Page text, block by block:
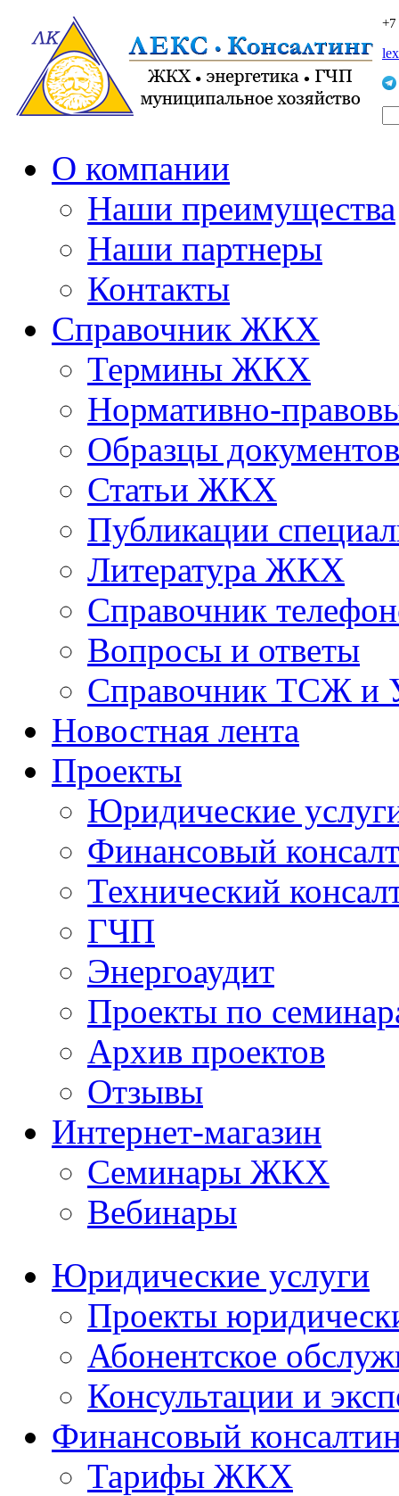
О компании
Наши преимущества
Наши партнеры
Контакты
Справочник ЖКХ
Термины ЖКХ
Нормативно-
Образцы документов
Статьи ЖКХ
Публикации
Литература ЖКХ
Справочник
Вопросы и ответы
Справочник ТСЖ и
Новостная лента
Проекты
Юридические
Финансовый
Технический
ГЧП
Энергоаудит
Проекты по
Архив проектов
Отзывы
Интернет-магазин
Семинары ЖКХ
Вебинары
Юридические услуги
Проекты
Абонентское
Консультации и
Финансовый
Тарифы ЖКХ